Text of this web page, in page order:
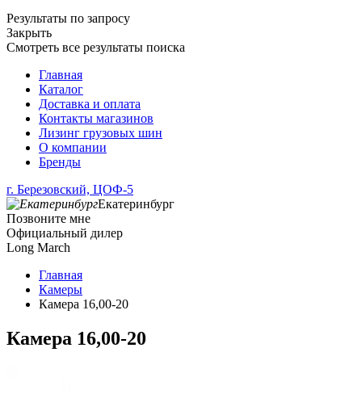
Результаты по запросу
Закрыть
Смотреть все результаты поиска
Главная
Каталог
Доставка и оплата
Контакты магазинов
Лизинг грузовых шин
О компании
Бренды
г. Березовский, ЦОФ-5
Екатеринбург
Позвоните мне
Официальный дилер
Long March
Главная
Камеры
Камера 16,00-20
Камера 16,00-20